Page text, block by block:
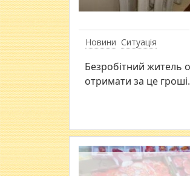
Новини Ситуація
Безробітний житель
отримати за це гроші.